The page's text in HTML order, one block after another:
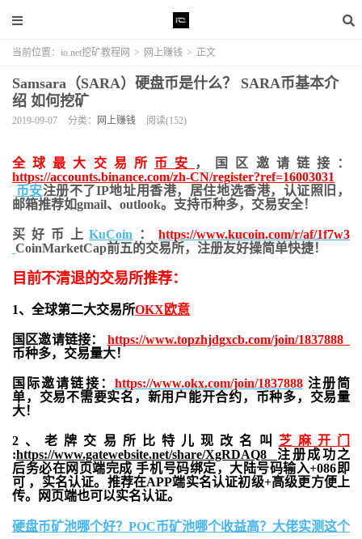
当前位置： io.net挖矿教程网 > 网上赚钱 > 正文
Samsara（SARA）硬盘币是什么？ SARA币基本介
绍 如何挖矿
2019-09-07 分类： 网上赚钱 阅读(152)
全球最大交易所 币安
，国区邀请链接：
https://accounts.binance.com/zh-CN/register?ref=16003031
币安注册不了IP地址用香港，居住地选香港，认证照旧，
邮箱推荐如gmail、outlook。支持币种多，交易安全！
买好币上KuCoin ：https://www.kucoin.com/r/af/1f7w3
CoinMarketCap前五的交易所，注册友好操简单快捷！
目前不清退的交易所推荐：
1、全球第二大交易所OKX欧意
国区邀请链接： https://www.topzhjdgxcb.com/join/1837888
币种多，交易量大！
国际邀请链接： https://www.okx.com/join/1837888注册简
单，交易不需要实名，新用户能开合约， 币种多，交易量
大！
2、老牌交易所比特儿现改名叫 芝麻开门
:https://www.gatewebsite.net/share/XgRDAQ8 注册成功之
后务必在网页端完成 手机号码绑定，大陆号码输入+086即
可 ，实名认证。推荐在APP端实名认证初级+高级更方便上
传。网页端也可以实名认证。
硬盘币矿池哪个好？POC币矿池哪个收益高？大佬实测这个